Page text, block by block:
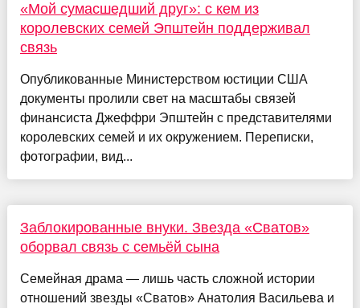
«Мой сумасшедший друг»: с кем из
королевских семей Эпштейн поддерживал
связь
Опубликованные Министерством юстиции США
документы пролили свет на масштабы связей
финансиста Джеффри Эпштейн с представителями
королевских семей и их окружением. Переписки,
фотографии, вид...
Заблокированные внуки. Звезда «Сватов»
оборвал связь с семьёй сына
Семейная драма — лишь часть сложной истории
отношений звезды «Сватов» Анатолия Васильева и